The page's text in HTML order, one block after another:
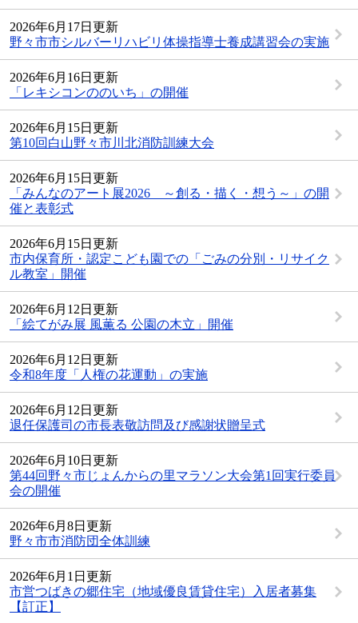
2026年6月17日更新
野々市市シルバーリハビリ体操指導士養成講習会の実施
2026年6月16日更新
「レキシコンののいち」の開催
2026年6月15日更新
第10回白山野々市川北消防訓練大会
2026年6月15日更新
「みんなのアート展2026 ～創る・描く・想う～」の開
催と表彰式
2026年6月15日更新
市内保育所・認定こども園での「ごみの分別・リサイク
ル教室」開催
2026年6月12日更新
「絵てがみ展 風薫る 公園の木立」開催
2026年6月12日更新
令和8年度「人権の花運動」の実施
2026年6月12日更新
退任保護司の市長表敬訪問及び感謝状贈呈式
2026年6月10日更新
第44回野々市じょんからの里マラソン大会第1回実行委員
会の開催
2026年6月8日更新
野々市市消防団全体訓練
2026年6月1日更新
市営つばきの郷住宅（地域優良賃貸住宅）入居者募集
【訂正】